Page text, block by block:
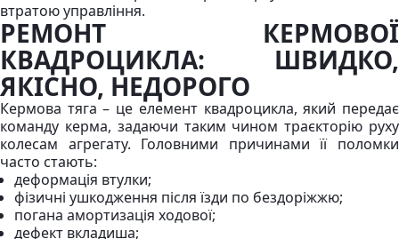
втратою управління.
РЕМОНТ КЕРМОВОЇ
КВАДРОЦИКЛА: ШВИДКО,
ЯКІСНО, НЕДОРОГО
Кермова тяга – це елемент квадроцикла, який передає
команду керма, задаючи таким чином траєкторію руху
колесам агрегату. Головними причинами її поломки
часто стають:
деформація втулки;
фізичні ушкодження після їзди по бездоріжжю;
погана амортизація ходової;
дефект вкладиша;